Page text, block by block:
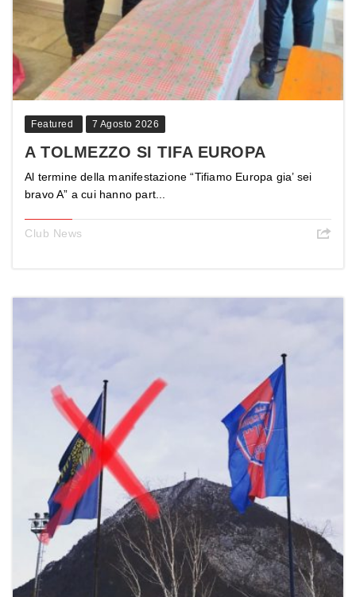
Featured 7 Agosto 2026
A TOLMEZZO SI TIFA EUROPA
Al termine della manifestazione “Tifiamo Europa gia’ sei
bravo A” a cui hanno part...
Club News